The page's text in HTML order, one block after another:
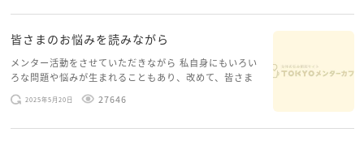
今すぐに相談しなくともサイトを見てみるだけでもよ
今の状況をよかったら教えてくださいね。
皆さまのお悩みを読みながら
メンター活動をさせていただきながら 私自身にもいろい
ろな問題や悩みが生まれることもあり、改めて、皆さま
のお悩みを読みながら 「みんな、もがいてる。わたし
だけじゃないんだな」と、逆に励まされるような日々で
2025年5月20日 27646